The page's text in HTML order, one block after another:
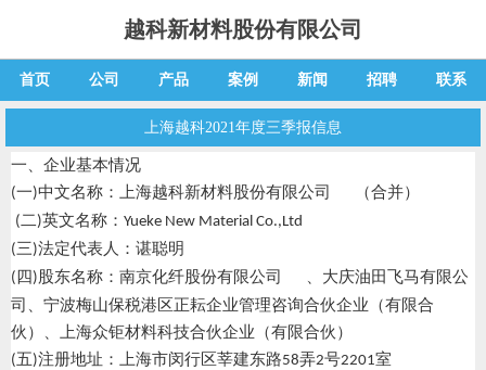
越科新材料股份有限公司
首页 公司 产品 案例 新闻 招聘 联系
上海越科2021年度三季报信息
一、企业基本情况
(一)中文名称： 上海越科新材料股份有限公司 （合并）
( 二 )英文名称： Yueke New Material Co.,Ltd
(三)法定代表人：谌聪明
( 四 ) 股东名称： 南京化纤股份有限公司
、大庆油田飞马有限公
司、宁波梅山保税港区正耘企业管理咨询合伙企业（有限合
伙）、上海众钜材料科技合伙企业（有限合伙）
(五)注册地址：上海市闵行区莘建东路58弄2号2201室